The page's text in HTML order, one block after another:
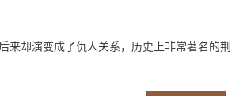
来却演变成了仇人关系，历史上非常著名的荆